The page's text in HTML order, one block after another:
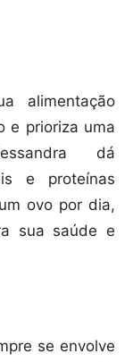
alimentação
e prioriza uma
dá
e proteínas
ovo por dia,
sua saúde e
se envolve